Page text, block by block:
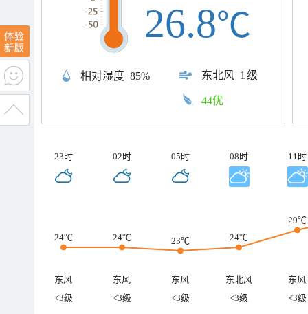
相对湿度 85% 东北风 1级
26.8℃
44优
23时 02时 05时 08时 11时
24℃ 24℃ 23℃ 24℃
29℃
东风 东风 东风 东北风
东风
<3级
<3级 <3级 <3级 <3级